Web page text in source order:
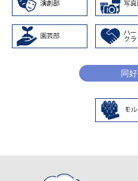
29.4.15
平成29年度第60回近畿
予選兼第68回奈良県高同